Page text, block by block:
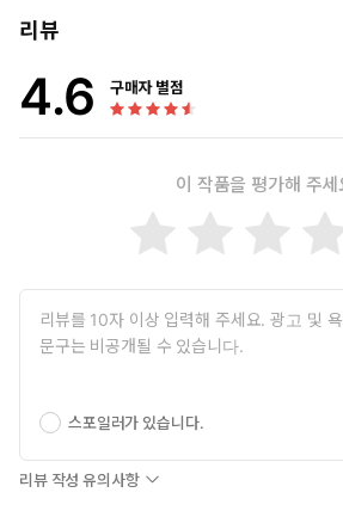
는 것도 필요하다. 중국의 고대 병법서
부분은 「패전계」로 적의 힘이 강하고
책이 담겨 있다. 서른여섯 개 계책 중에
는 것이다. 흔히 ‘삼십육계 줄행랑’이라고
다. (...) 인생의 난제들이 포위하고 위협할
이제 우리는 칼과 창을 든 적과 싸우는 것이
압도할 때는 이길 방법이 없다. 그럴 때는
을 써야 한다. _본문 93쪽
여행은 과거에 대한 후회와 아직 오지 않은
터 우리를 지켜주는 힘이기도 하며(「오직
성이기도 하다. 철학자 가브리엘 마르셀은
Homo Viator, 즉 여행하는 인간으로 정의
리뷰
4.6 구매자 별점
이 작품을 평가해 주세
스포일러가 있습니다.
리뷰 작성 유의사항